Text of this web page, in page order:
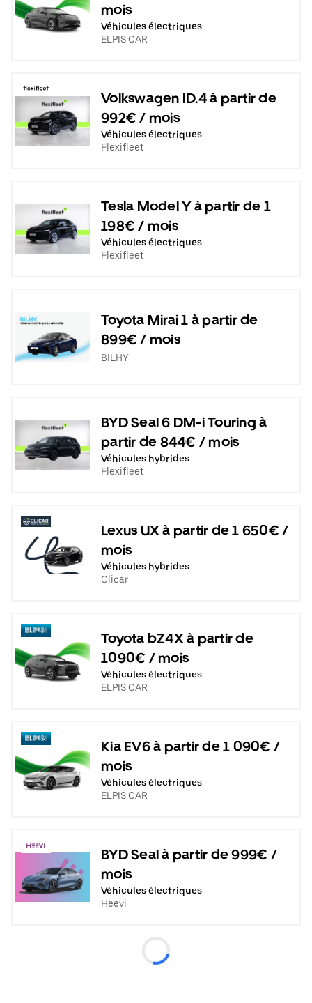
mois
Véhicules électriques
ELPIS CAR
Volkswagen ID.4 à partir de
992€ / mois
Véhicules électriques
Flexifleet
Tesla Model Y à partir de 1
198€ / mois
Véhicules électriques
Flexifleet
Toyota Mirai 1 à partir de
899€ / mois
BILHY
BYD Seal 6 DM-i Touring à
partir de 844€ / mois
Véhicules hybrides
Flexifleet
Lexus UX à partir de 1 650€ /
mois
Véhicules hybrides
Clicar
Toyota bZ4X à partir de
1090€ / mois
Véhicules électriques
ELPIS CAR
Kia EV6 à partir de 1 090€ /
mois
Véhicules électriques
ELPIS CAR
BYD Seal à partir de 999€ /
mois
Véhicules électriques
Heevi